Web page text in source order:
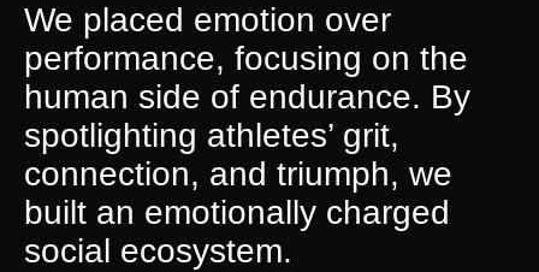
We placed emotion over
performance, focusing on the
human side of endurance. By
spotlighting athletes’ grit,
connection, and triumph, we
built an emotionally charged
social ecosystem.